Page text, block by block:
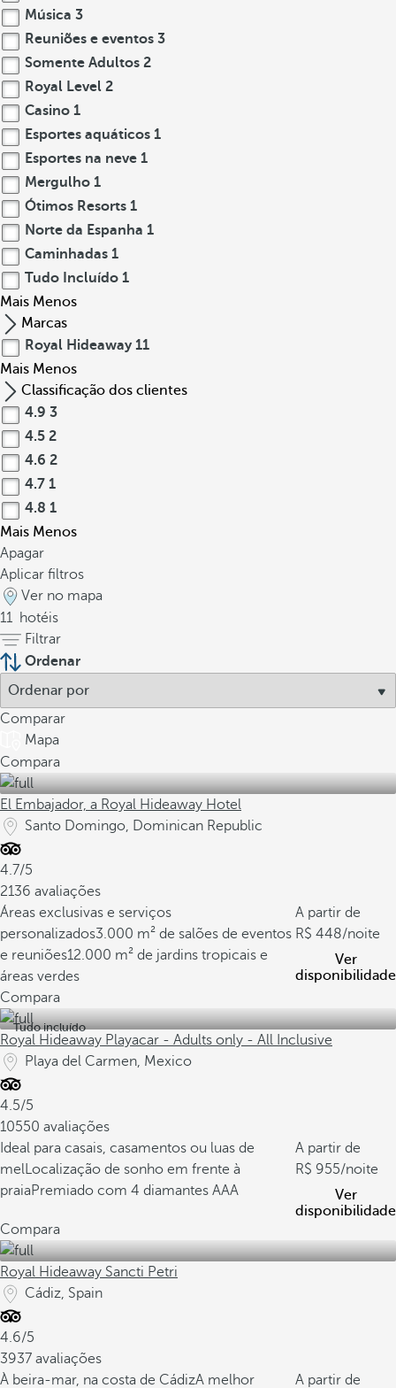
Música 3
Reuniões e eventos 3
Somente Adultos 2
Royal Level 2
Casino 1
Esportes aquáticos 1
Esportes na neve 1
Mergulho 1
Ótimos Resorts 1
Norte da Espanha 1
Caminhadas 1
Tudo Incluído 1
Mais Menos
Marcas
Royal Hideaway 11
Mais Menos
Classificação dos clientes
4.9 3
4.5 2
4.6 2
4.7 1
4.8 1
Mais Menos
Apagar
Aplicar filtros
Ver no mapa
11 hotéis
Filtrar
Ordenar
Comparar
Mapa
Compara
El Embajador, a Royal Hideaway Hotel
Santo Domingo, Dominican Republic
4.7/5
2136 avaliações
Áreas exclusivas e serviços
personalizados3.000 m² de salões de eventos
e reuniões12.000 m² de jardins tropicais e
áreas verdes
A partir de
448/noite
Ver
disponibilidade
Compara
Tudo incluído
Royal Hideaway Playacar - Adults only - All Inclusive
Playa del Carmen, Mexico
4.5/5
10550 avaliações
Ideal para casais, casamentos ou luas de
melLocalização de sonho em frente à
praiaPremiado com 4 diamantes AAA
A partir de
955/noite
Ver
disponibilidade
Compara
Royal Hideaway Sancti Petri
Cádiz, Spain
4.6/5
3937 avaliações
À beira-mar, na costa de CádizA melhor A partir de